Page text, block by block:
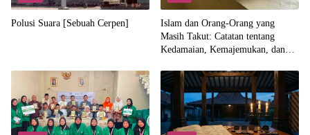
Polusi Suara [Sebuah Cerpen]
Islam dan Orang-Orang yang
Masih Takut: Catatan tentang
Kedamaian, Kemajemukan, dan
Abdillah